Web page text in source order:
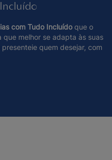
com Tudo Incluído que o
que melhor se adapta às suas
quem desejar, com